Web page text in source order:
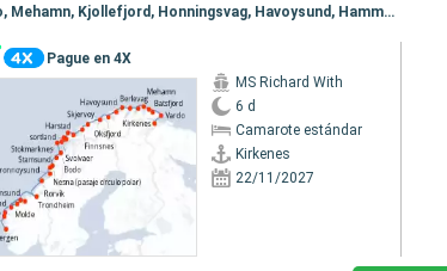
Itinerario : Kirkenes, Vardo, Batsfjord, Berlevag, Vardo, Mehamn, Kjollefjord, Honningsvag, Havoysund, Hammerfest, Oksfjord, Skjervoy, Tromso, Bodo, Ornes, Batsfjord, Nesna (pasaje círculo polar), Sandnessjoen, Bronnoysund, Rorvik, Finnsnes, Harstad, Risoyhamn, sortland, Stokmarknes, Svolvaer, Stamsund, Berlevag, Trondheim, Kristiansund, Molde, Bodo, Ornes, Nesna (pasaje círculo polar), Sandnessjoen, Bronnoysund, Rorvik, Mehamn, Alesund, Torvik, Maloy, Floro, Bergen, Trondheim, Kristiansund, Molde, Kjollefjord, Alesund, Torvik, Maloy, Floro, Bergen, Honningsvag, Havoysund, Hammerfest, Oksfjord, Skjervoy, Tromso, Finnsnes, Harstad, Risoyhamn, sortland, Stokmarknes, Svolvaer, Stamsund, Bodo, Ornes, Nesna (pasaje círculo polar), Sandnessjoen, Bronnoysund, Rorvik, Trondheim, Kristiansund, Molde, Alesund, Torvik, Maloy, Floro, Bergen
Pague en 4X
MS Richard With
6 d
Camarote estándar
Kirkenes
22/11/2027